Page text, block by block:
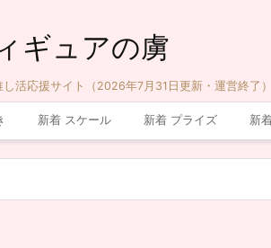
ギュアの虜
活応援サイト（2026年7月31日更新・運営終了）
新着 スケール 新着 プライズ 新